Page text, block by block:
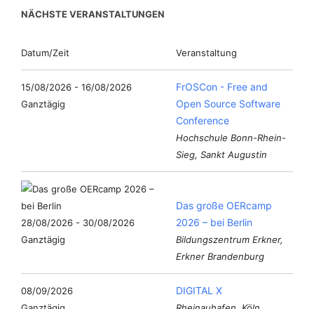
NÄCHSTE VERANSTALTUNGEN
Datum/Zeit Veranstaltung
15/08/2026 - 16/08/2026
Ganztägig
FrOSCon - Free and
Open Source Software
Conference
Hochschule Bonn-Rhein-
Sieg, Sankt Augustin
28/08/2026 - 30/08/2026
Ganztägig
Das große OERcamp
2026 – bei Berlin
Bildungszentrum Erkner,
Erkner Brandenburg
08/09/2026
DIGITAL X